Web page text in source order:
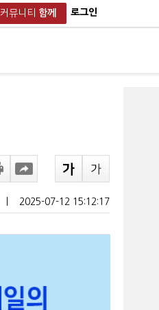
커뮤니티 함께 로그인
2025-07-12 15:12:17